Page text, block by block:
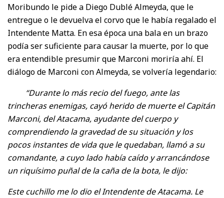
Moribundo le pide a Diego Dublé Almeyda, que le
entregue o le devuelva el corvo que le había regalado el
Intendente Matta. En esa época una bala en un brazo
podía ser suficiente para causar la muerte, por lo que
era entendible presumir que Marconi moriría ahí. El
diálogo de Marconi con Almeyda, se volvería legendario:
“Durante lo más recio del fuego, ante las
trincheras enemigas, cayó herido de muerte el Capitán
Marconi, del Atacama, ayudante del cuerpo y
comprendiendo la gravedad de su situación y los
pocos instantes de vida que le quedaban, llamó a su
comandante, a cuyo lado había caído y arrancándose
un riquísimo puñal de la caña de la bota, le dijo:
Este cuchillo me lo dio el Intendente de Atacama. Le